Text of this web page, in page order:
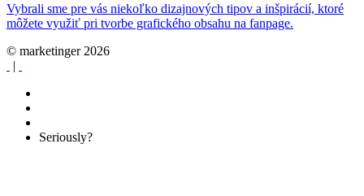
Vybrali sme pre vás niekoľko dizajnových tipov a inšpirácií, ktoré
môžete využiť pri tvorbe grafického obsahu na fanpage.
© marketinger 2026
|
Seriously?